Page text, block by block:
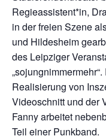
Regieassistent*in,
in der freien Szene
und Hildesheim
des Leipziger
Realisierung von
Videoschnitt und der
Fanny arbeitet
Teil einer Punkband.